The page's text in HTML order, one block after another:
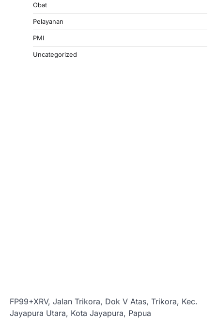
Obat
Pelayanan
PMI
Uncategorized
FP99+XRV, Jalan Trikora, Dok V Atas, Trikora, Kec.
Jayapura Utara, Kota Jayapura, Papua